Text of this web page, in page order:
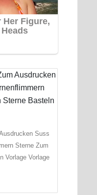
Suss
Sterne Zum
Vorlage Vorlage